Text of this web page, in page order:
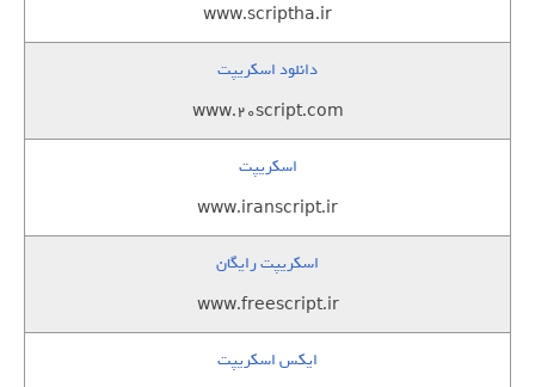
www.scriptha.ir
دانلود اسکریپت
www.20script.com
اسکریپت
www.iranscript.ir
اسکریپت رایگان
www.freescript.ir
ایکس اسکریپت